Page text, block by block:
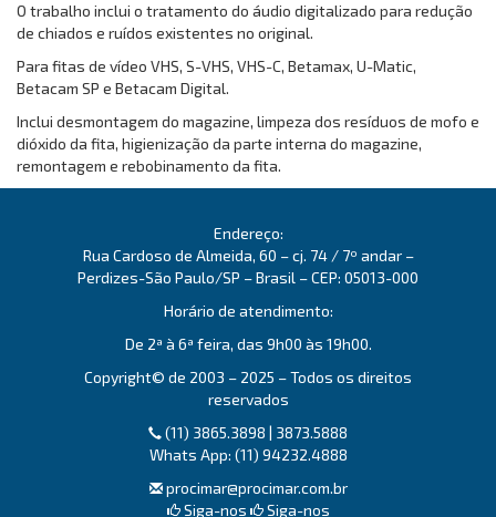
O trabalho inclui o tratamento do áudio digitalizado para redução
de chiados e ruídos existentes no original.
Para fitas de vídeo VHS, S-VHS, VHS-C, Betamax, U-Matic,
Betacam SP e Betacam Digital.
Inclui desmontagem do magazine, limpeza dos resíduos de mofo e
dióxido da fita, higienização da parte interna do magazine,
remontagem e rebobinamento da fita.
Endereço:
Rua Cardoso de Almeida, 60 – cj. 74 / 7º andar –
Perdizes-São Paulo/SP – Brasil – CEP: 05013-000
Horário de atendimento:
De 2ª à 6ª feira, das 9h00 às 19h00.
Copyright© de 2003 – 2025 – Todos os direitos
reservados
(11) 3865.3898 | 3873.5888
Whats App: (11) 94232.4888
procimar@procimar.com.br
Siga-nos
Siga-nos